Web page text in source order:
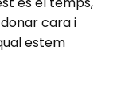
cara i
estem